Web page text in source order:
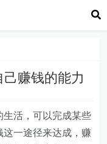
赚钱的能力
生活，可以完成某些
这一途径来达成，赚